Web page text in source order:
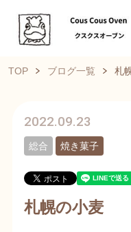
TOP ブログ一覧 札
2022.09.23
総合 焼き菓子
札幌の小麦